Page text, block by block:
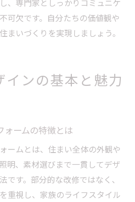
、専門家としっかりコミュニケ
可欠です。自分たちの価値観や
まいづくりを実現しましょう。
インの基本と魅力
ォームの特徴とは
ームとは、住まい全体の外観や
明、素材選びまで一貫してデザ
です。部分的な改修ではなく、
重視し、家族のライフスタイル